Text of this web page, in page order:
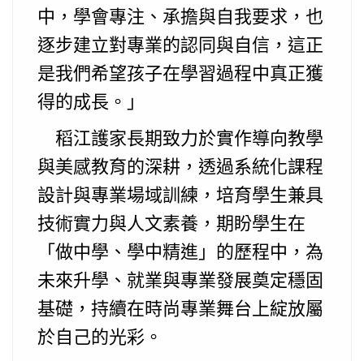
中，學會專注、承擔與自我要求，也
逐步建立對專業的認同與自信，這正
是我們希望孩子在學習過程中真正獲
得的成長。」
稻江護家長期致力於實作導向教學
與美感教育的深耕，透過系統化課程
設計與專業場域訓練，培育學生兼具
技術實力與人文素養，期盼學生在
「做中學、學中精進」的歷程中，為
未來升學、就業與專業發展奠定穩固
基礎，持續在時尚專業舞台上綻放屬
於自己的光彩。